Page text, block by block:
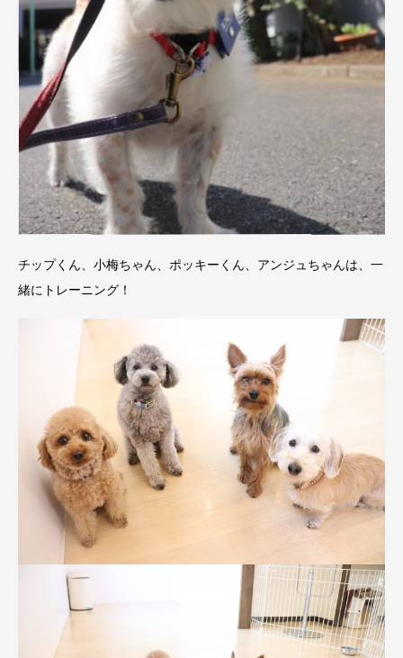
チップくん、小梅ちゃん、ポッキーくん、アンジュちゃんは、一
緒にトレーニング！